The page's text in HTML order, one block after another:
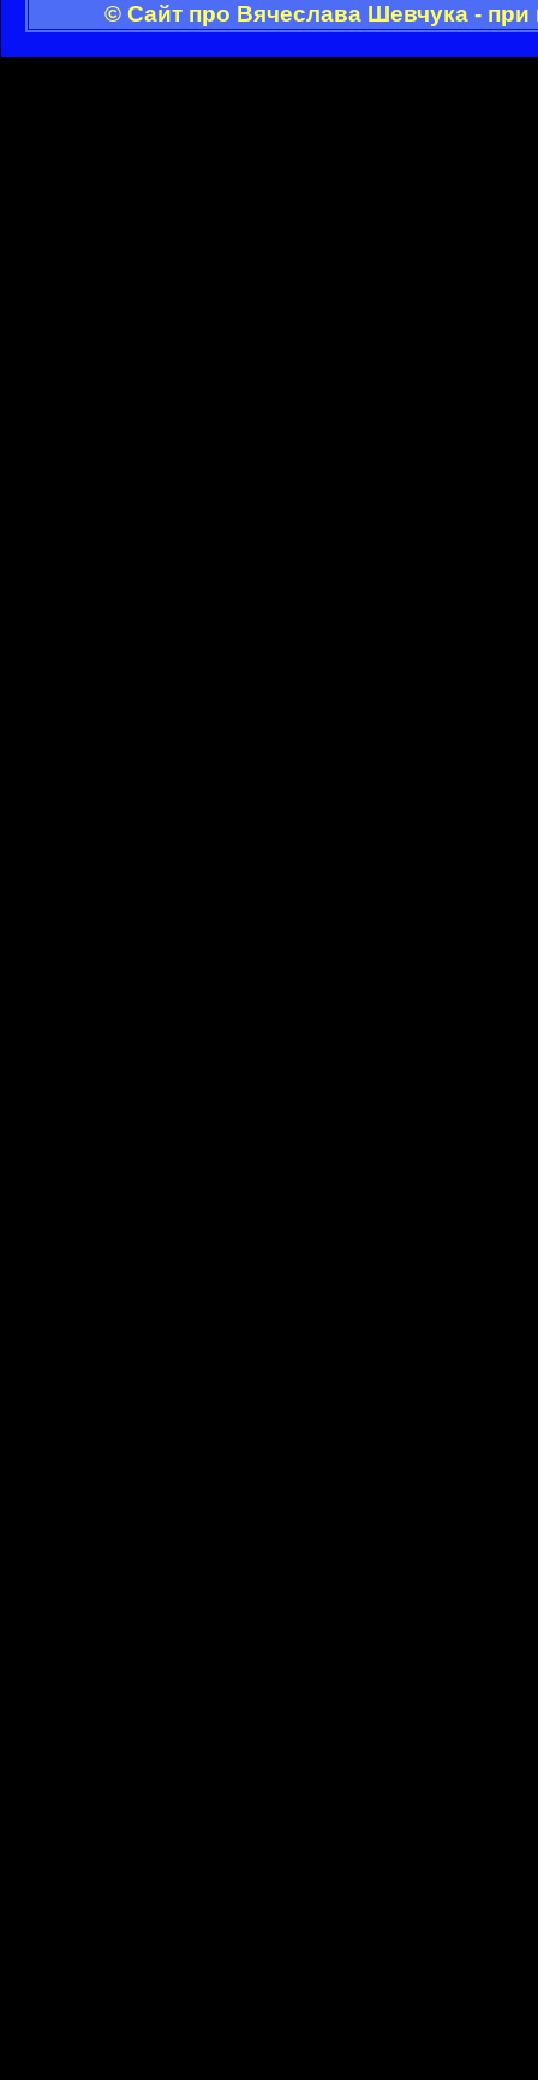
© Сайт про Вячеслава Шевчука -